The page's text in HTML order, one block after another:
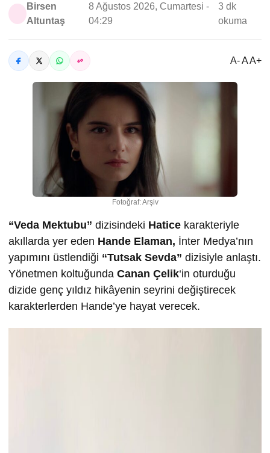
Birsen
Altuntaş
8 Ağustos 2026, Cumartesi -
04:29
3 dk
okuma
A- A A+
Fotoğraf: Arşiv
“Veda Mektubu” dizisindeki Hatice karakteriyle
akıllarda yer eden Hande Elaman, İnter Medya’nın
yapımını üstlendiği “Tutsak Sevda” dizisiyle anlaştı.
Yönetmen koltuğunda Canan Çelik‘in oturduğu
dizide genç yıldız hikâyenin seyrini değiştirecek
karakterlerden Hande’ye hayat verecek.